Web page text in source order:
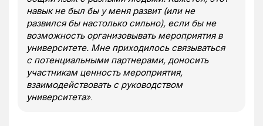
навык не был бы у меня развит (или не
развился бы настолько сильно), если бы не
возможность организовывать мероприятия в
университете. Мне приходилось связываться
с потенциальными партнерами, доносить
участникам ценность мероприятия,
взаимодействовать с руководством
университета».